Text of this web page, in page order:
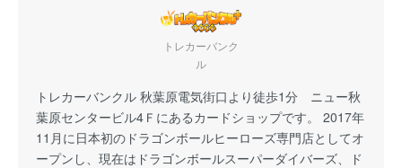
トレカーバンク
ル
トレカーバンクル 秋葉原電気街口より徒歩1分 ニュー秋
葉原センタービル4Ｆにあるカードショップです。 2017年
11月に日本初のドラゴンボールヒーローズ専門店としてオ
ープンし、現在はドラゴンボールスーパーダイバーズ、ド